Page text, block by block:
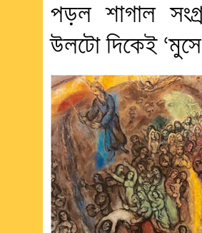
পড়ল শাগাল
উলটো দিকেই ‘মুসে